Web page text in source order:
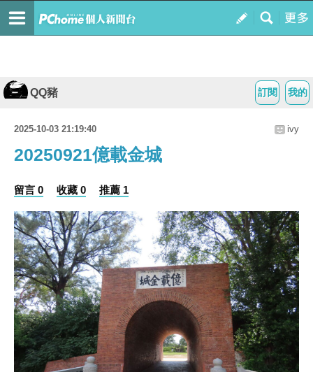
我的
訂閱
QQ豬
2025-10-03 21:19:40 ivy
20250921億載金城
留言 0 收藏 0 推薦 1